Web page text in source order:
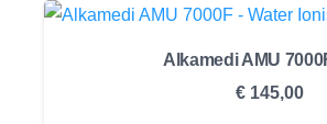
Alkamedi AMU
€ 145,00